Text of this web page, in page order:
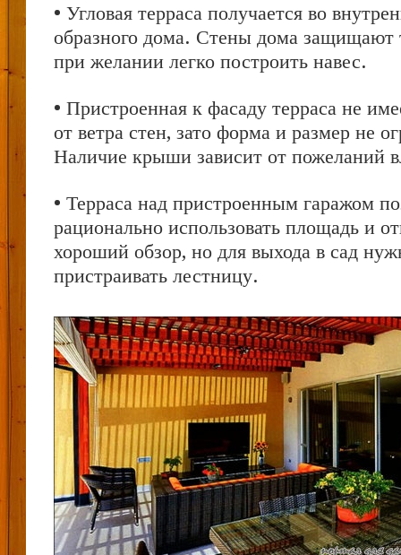
• Угловая терраса получается во
образного дома. Стены дома защищают
при желании легко построить навес.
• Пристроенная к фасаду терраса не
от ветра стен, зато форма и размер не
Наличие крыши зависит от пожеланий
• Терраса над пристроенным гаражом
рационально использовать площадь и
хороший обзор, но для выхода в сад
пристраивать лестницу.